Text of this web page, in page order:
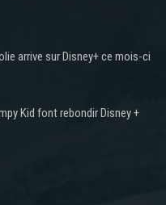
arrive sur Disney+ ce mois-ci
Kid font rebondir Disney +